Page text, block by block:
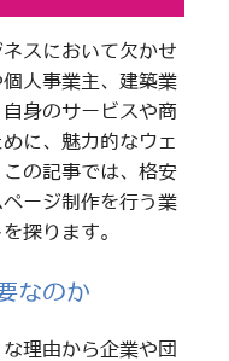
スにおいて欠かせ
人事業主、建築業
身のサービスや商
に、魅力的なウェ
の記事では、格安
ージ制作を行う業
探ります。
なのか
理由から企業や団